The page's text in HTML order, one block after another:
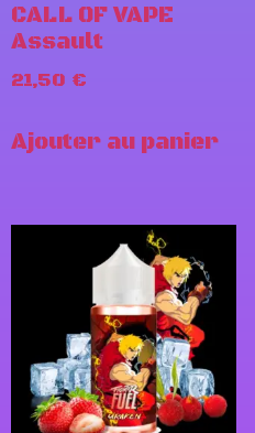
CALL OF VAPE
Assault
21,50 €
Ajouter au panier